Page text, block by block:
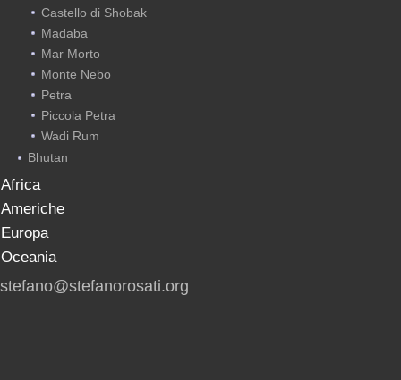
Castello di Shobak
Madaba
Mar Morto
Monte Nebo
Petra
Piccola Petra
Wadi Rum
Bhutan
Africa
Americhe
Europa
Oceania
stefano@stefanorosati.org